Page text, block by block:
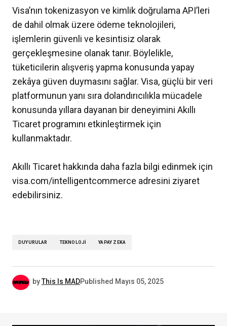
Visa’nın tokenizasyon ve kimlik doğrulama API’leri
de dahil olmak üzere ödeme teknolojileri,
işlemlerin güvenli ve kesintisiz olarak
gerçekleşmesine olanak tanır. Böylelikle,
tüketicilerin alışveriş yapma konusunda yapay
zekâya güven duymasını sağlar. Visa, güçlü bir veri
platformunun yanı sıra dolandırıcılıkla mücadele
konusunda yıllara dayanan bir deneyimini Akıllı
Ticaret programını etkinleştirmek için
kullanmaktadır.
Akıllı Ticaret hakkında daha fazla bilgi edinmek için
visa.com/intelligentcommerce adresini ziyaret
edebilirsiniz.
DUYURULAR TEKNOLOJI YAPAY ZEKA
byThis Is MADPublished Mayıs 05, 2025